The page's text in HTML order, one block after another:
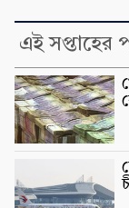
এই সপ্তাহের